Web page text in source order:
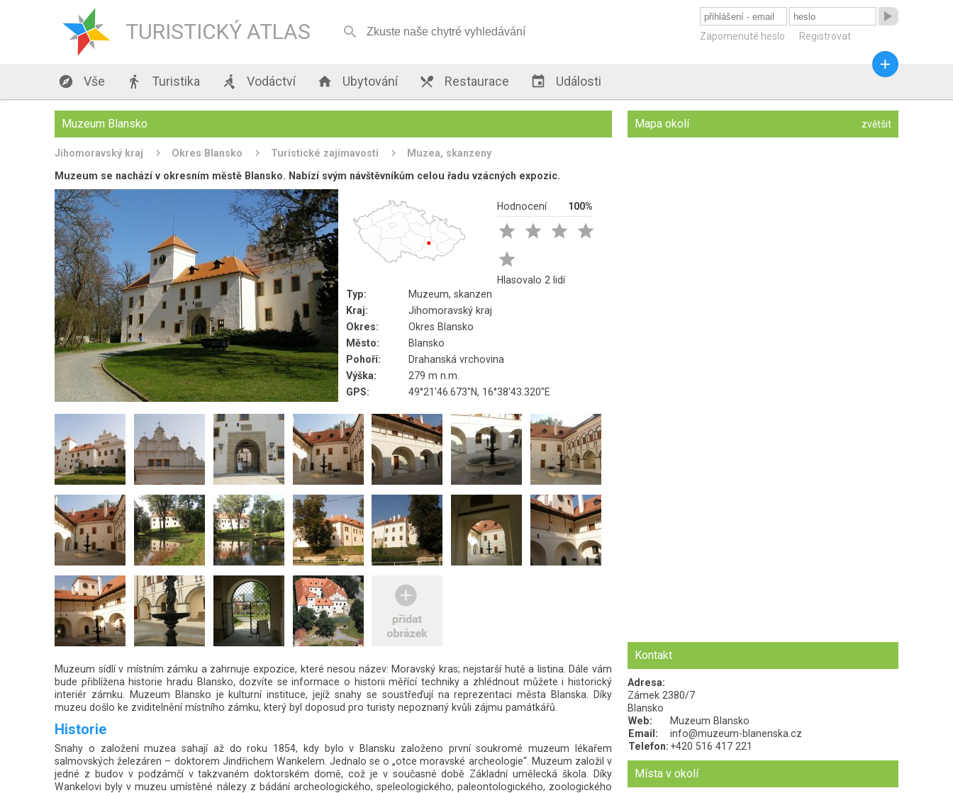
TURISTICKÝ ATLAS 

Zapomenuté heslo Registrovat
 Vše  Turistika  Vodáctví  Ubytování  Restaurace  Události

Muzeum Blansko
Jihomoravský kraj Okres Blansko Turistické zajímavosti
Muzea, skanzeny
Muzeum se nachází v okresním městě Blansko. Nabízí svým návštěvníkům celou řadu vzácných expozic.
Hodnocení 100%
   

Hlasovalo 2 lidí
Typ:
Muzeum, skanzen
Kraj:
Jihomoravský kraj
Okres:
Okres Blansko
Město:
Blansko
Pohoří:
Drahanská vrchovina
Výška:
279 m n.m.
GPS:
49°21'46.673"N, 16°38'43.320"E
Muzeum sídlí v místním zámku a zahrnuje expozice, které nesou název: Moravský kras; nejstarší hutě a listina. Dále vám
bude přiblížena historie hradu Blansko, dozvíte se informace o historii měřící techniky a zhlédnout můžete i historický
interiér zámku. Muzeum Blansko je kulturní instituce, jejíž snahy se soustřeďují na reprezentaci města Blanska. Díky
muzeu došlo ke zviditelnění místního zámku, který byl doposud pro turisty nepoznaný kvůli zájmu památkářů.
Historie
Snahy o založení muzea sahají až do roku 1854, kdy bylo v Blansku založeno první soukromé muzeum lékařem
salmovských železáren – doktorem Jindřichem Wankelem. Jednalo se o „otce moravské archeologie“. Muzeum založil v
jedné z budov v podzámčí v takzvaném doktorském domě, což je v současné době Základní umělecká škola. Díky
Wankelovi byly v muzeu umístěné nálezy z bádání archeologického, speleologického, paleontologického, zoologického
Mapa okolí zvětšit
Kontakt
Adresa:
Zámek 2380/7
Blansko
Web:
Muzeum Blansko
Email:
info@muzeum-blanenska.cz
Telefon: +420 516 417 221
Místa v okolí